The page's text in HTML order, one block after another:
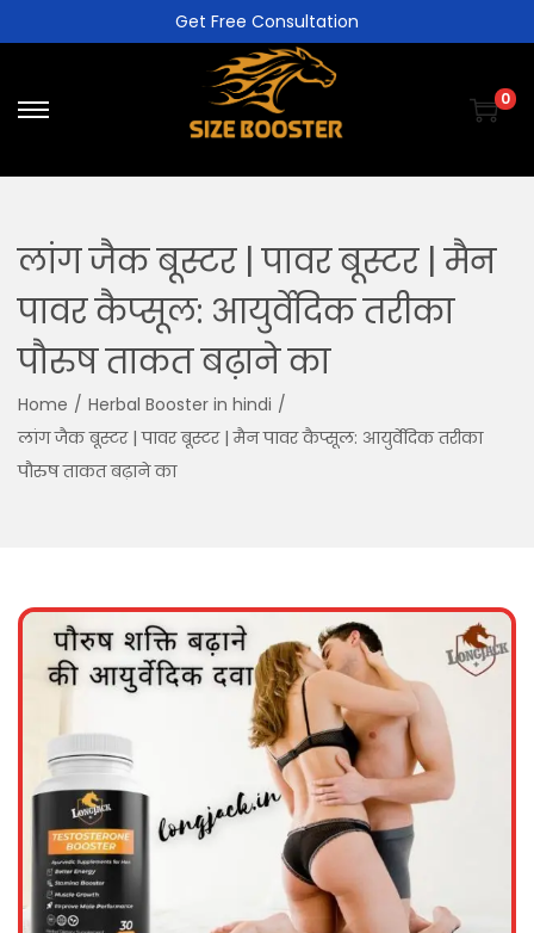
Get Free Consultation
0
लांग जैक बूस्टर | पावर बूस्टर | मैन
पावर कैप्सूल: आयुर्वेदिक तरीका
पौरुष ताकत बढ़ाने का
Home / Herbal Booster in hindi /
लांग जैक बूस्टर | पावर बूस्टर | मैन पावर कैप्सूल: आयुर्वेदिक तरीका
पौरुष ताकत बढ़ाने का